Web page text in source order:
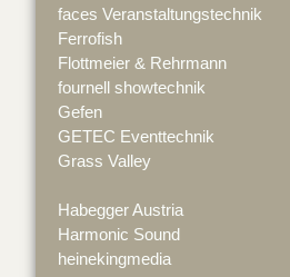
faces Veranstaltungstechnik
Ferrofish
Flottmeier & Rehrmann
fournell showtechnik
Gefen
GETEC Eventtechnik
Grass Valley
Habegger Austria
Harmonic Sound
heinekingmedia